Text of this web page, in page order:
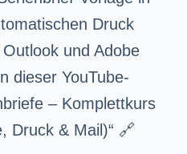
Druck
und Adobe
dieser YouTube-
– Komplettkurs
Druck & Mail)“ 🔗